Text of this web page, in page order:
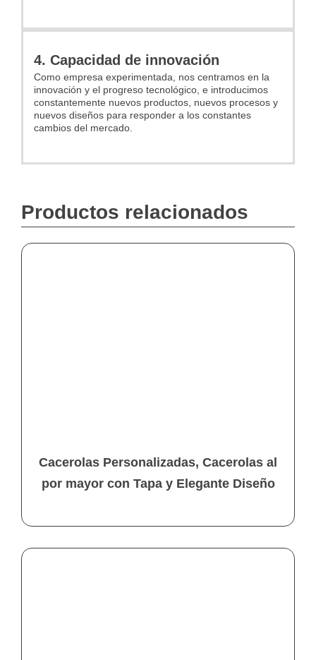
4. Capacidad de innovación
Como empresa experimentada, nos centramos en la
innovación y el progreso tecnológico, e introducimos
constantemente nuevos productos, nuevos procesos y
nuevos diseños para responder a los constantes
cambios del mercado.
Productos relacionados
Cacerolas Personalizadas, Cacerolas al
por mayor con Tapa y Elegante Diseño